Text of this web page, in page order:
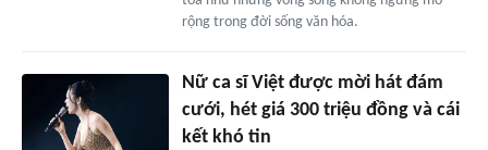
rộng trong đời sống văn hóa.
Nữ ca sĩ Việt được mời hát đám
cưới, hét giá 300 triệu đồng và cái
kết khó tin